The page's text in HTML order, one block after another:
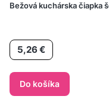
Bežová kuchárska čiapka
Cena
5,26 €
Do košíka